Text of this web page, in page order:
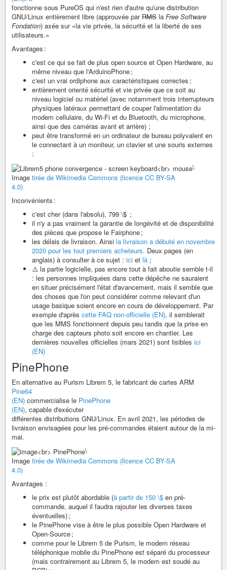
fonctionne sous PureOS qui n'est rien d'autre qu'une distribution
GNU/Linux entièrement libre (approuvée parRMS la Free Software
Fondation) axée sur «la vie privée, la sécurité et la liberté de ses
utilisateurs.»
Avantages :
c'est ce qui se fait de plus open source et Open Hardware, au
même niveau que l'ArduinoPhone ;
c'est un vrai ordiphone aux caractéristiques correctes ;
entièrement orienté sécurité et vie privée que ce soit au
niveau logiciel ou matériel (avec notamment trois interrupteurs
physiques latéraux permettant de couper l'alimentation du
modem cellulaire, du Wi-Fi et du Bluetooth, du microphone,
ainsi que des caméras avant et arrière) ;
peut être transformé en un ordinateur de bureau polyvalent en
le connectant à un moniteur, un clavier et une souris externes
:
\
Image tirée de Wikimedia Commons (licence CC BY-SA
4.0)
Inconvénients :
c'est cher (dans l'absolu), 799 \$ ;
il n'y a pas vraiment la garantie de longévité et de disponibilité
des pièces que propose le Fairphone ;
les délais de livraison. Ainsi la livraison a débuté en novembre
2020 pour les tout premiers acheteurs. Deux pages (en
anglais) à consulter à ce sujet : ici et là ;
⚠️ la partie logicielle, pas encore tout à fait aboutie semble t-il
: les personnes impliquées dans cette dépêche ne sauraient
en situer précisément l'état d'avancement, mais il semble que
des choses que l'on peut considérer comme relevant d'un
usage basique soient encore en cours de développement. Par
exemple d'après cette FAQ non-officielle (EN), il semblerait
que les MMS fonctionnent depuis peu tandis que la prise en
charge des capteurs photo soit encore en chantier. Les
dernières nouvelles officielles (mars 2021) sont lisibles ici
(EN)
PinePhone
En alternative au Purism Librem 5, le fabricant de cartes ARM
Pine64
(EN) commercialise le PinePhone
(EN), capable d'exécuter
différentes distributions GNU/Linux. En avril 2021, les périodes de
livraison envisagées pour les pré-commandes étaient autour de la mi-
mai.
\
Image tirée de Wikimedia Commons (licence CC BY-SA
4.0)
Avantages :
le prix est plutôt abordable (à partir de 150 \$ en pré-
commande, auquel il faudra rajouter les diverses taxes
éventuelles) ;
le PinePhone vise à être le plus possible Open Hardware et
Open-Source ;
comme pour le Librem 5 de Purism, le modem réseau
téléphonique mobile du PinePhone est séparé du processeur
(mais contrairement au Librem 5, le modem est soudé au